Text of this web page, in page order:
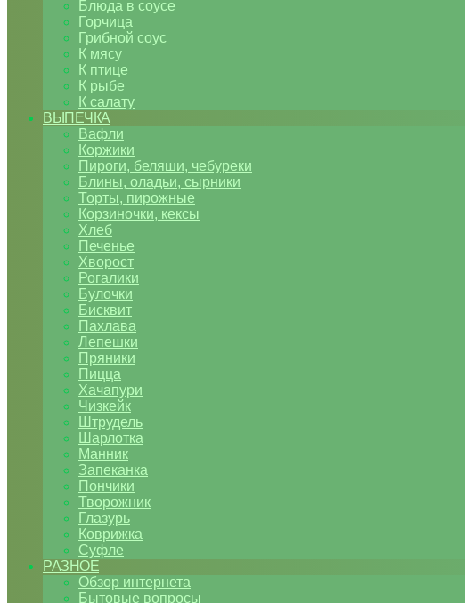
Блюда в соусе
Горчица
Грибной соус
К мясу
К птице
К рыбе
К салату
ВЫПЕЧКА
Вафли
Коржики
Пироги, беляши, чебуреки
Блины, оладьи, сырники
Торты, пирожные
Корзиночки, кексы
Хлеб
Печенье
Хворост
Рогалики
Булочки
Бисквит
Пахлава
Лепешки
Пряники
Пицца
Хачапури
Чизкейк
Штрудель
Шарлотка
Манник
Запеканка
Пончики
Творожник
Глазурь
Коврижка
Суфле
РАЗНОЕ
Обзор интернета
Бытовые вопросы